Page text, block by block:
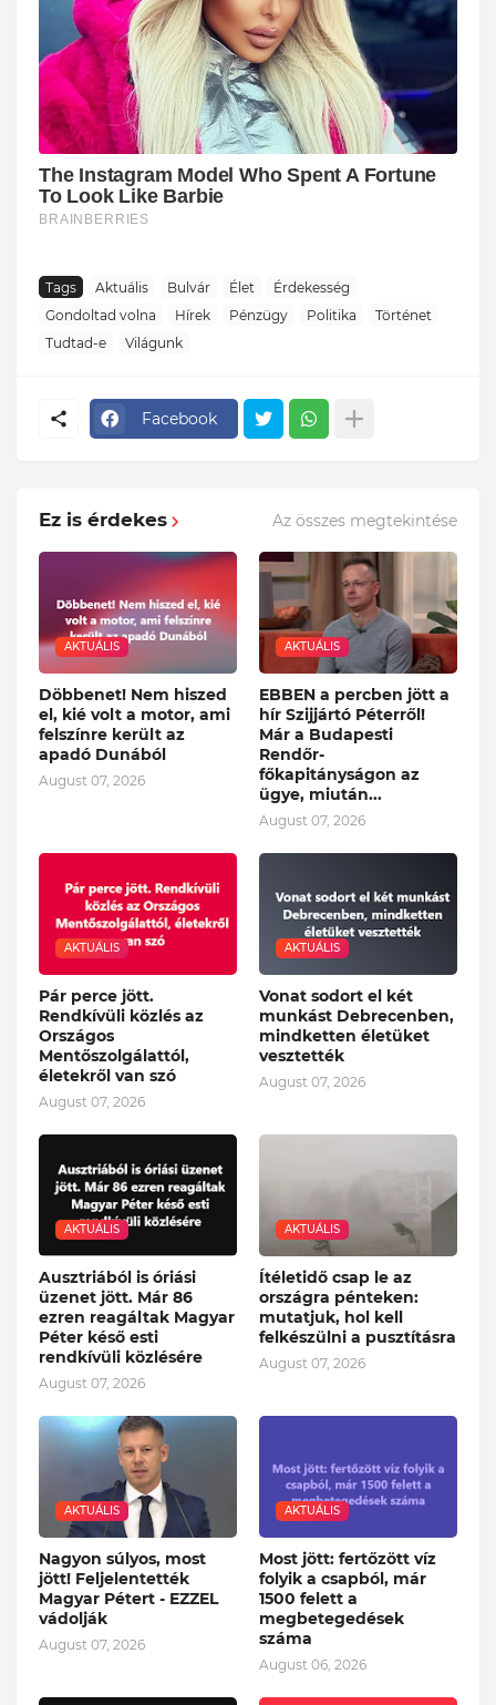
Tags Aktuális Bulvár Élet
Érdekesség
Gondoltad volna
Hírek Pénzügy Politika
Történet
Tudtad-e
Világunk
Facebook
Ez is érdekes Az összes megtekintése
AKTUÁLIS
Döbbenet! Nem hiszed
el, kié volt a motor, ami
felszínre került az
apadó Dunából
August 07, 2026
AKTUÁLIS
EBBEN a percben jött a
hír Szijjártó Péterről!
Már a Budapesti
Rendőr-
főkapitányságon az
ügye, miután...
August 07, 2026
AKTUÁLIS
Pár perce jött.
Rendkívüli közlés az
Országos
Mentőszolgálattól,
életekről van szó
August 07, 2026
AKTUÁLIS
Vonat sodort el két
munkást Debrecenben,
mindketten életüket
vesztették
August 07, 2026
AKTUÁLIS
Ausztriából is óriási
üzenet jött. Már 86
ezren reagáltak Magyar
Péter késő esti
rendkívüli közlésére
August 07, 2026
AKTUÁLIS
Ítéletidő csap le az
országra pénteken:
mutatjuk, hol kell
felkészülni a pusztításra
August 07, 2026
AKTUÁLIS
Nagyon súlyos, most
jött! Feljelentették
Magyar Pétert - EZZEL
vádolják
August 07, 2026
AKTUÁLIS
Most jött: fertőzött víz
folyik a csapból, már
1500 felett a
megbetegedések
száma
August 06, 2026